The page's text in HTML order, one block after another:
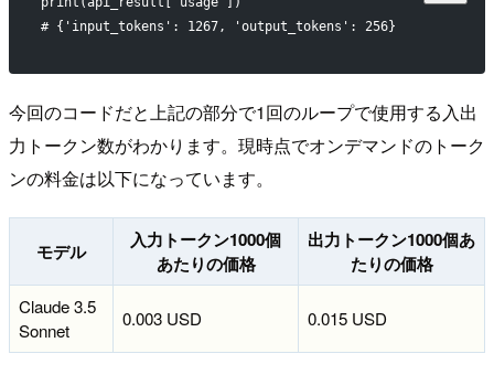
# {'input_tokens': 1267, 'output_tokens': 256}
今回のコードだと上記の部分で1回のループで使用する入出
力トークン数がわかります。現時点でオンデマンドのトーク
ンの料金は以下になっています。
モデル
入力トークン1000個
あたりの価格
出力トークン1000個あ
たりの価格
Claude 3.5
Sonnet
0.003 USD 0.015 USD